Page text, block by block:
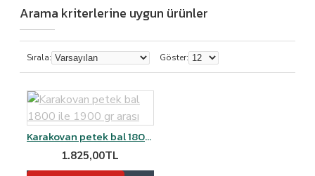
Arama kriterlerine uygun ürünler
Sırala: Göster:
Karakovan petek bal 1800 ile 1900 gr arası
1.825,00TL